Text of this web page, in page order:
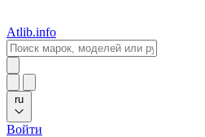
Atlib.info
ru
Войти